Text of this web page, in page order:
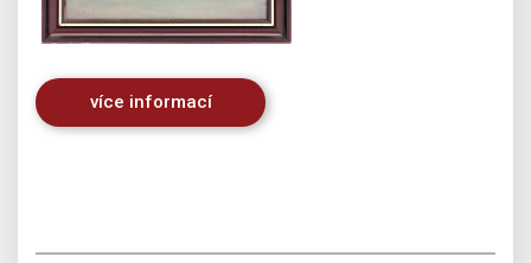
více informací